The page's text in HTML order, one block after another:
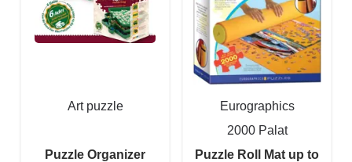
Art puzzle
Puzzle Organizer
Eurographics
2000 Palat
Puzzle Roll Mat up to